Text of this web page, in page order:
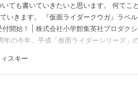
う
ても書いていきたいと思います。 何てこ
いきます。 『仮面ライダークウガ』ラベ
開始！ | 株式会社小学館集英社プロダク
年の今年、平成「仮面ライダーシリーズ」
始から昭和の子どもたちを熱狂させてきた
目前に…
スキー